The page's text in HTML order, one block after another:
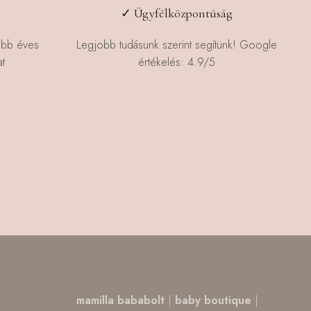
éves
✓ Ügyfélközpontúság
Legjobb tudásunk szerint segítünk! Google
értékelés: 4.9/5
mamilla bababolt | baby boutique |